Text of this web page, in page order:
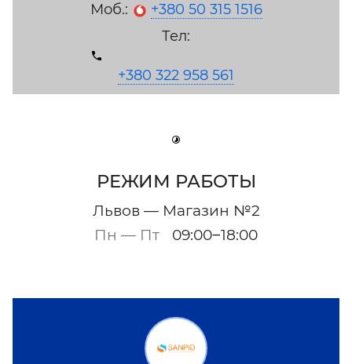
Моб.:
+380 50 315 1516
Тел:
+380 322 958 561
РЕЖИМ РАБОТЫ
Львов — Магазин №2
Пн — Пт
09:00‒18:00